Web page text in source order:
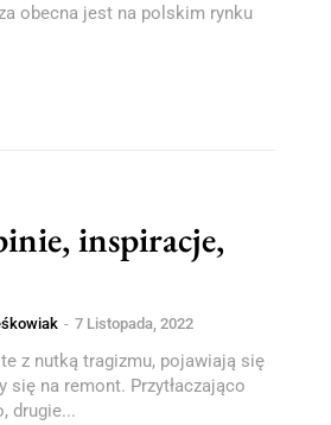
obecna jest na polskim rynku
inspiracje,
- 7 Listopada, 2022
z nutką tragizmu, pojawiają się
się na remont. Przytłaczająco
drugie...